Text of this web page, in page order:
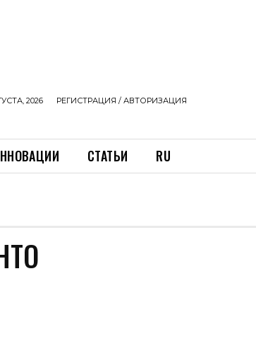
2026 РЕГИСТРАЦИЯ / АВТОРИЗАЦИЯ
СТАТЬИ RU